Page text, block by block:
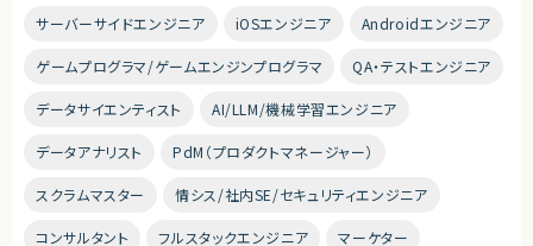
サーバーサイドエンジニア iOSエンジニア Androidエンジニア
ゲームプログラマ/ゲームエンジンプログラマ QA・テストエンジニア
データサイエンティスト AI/LLM/機械学習エンジニア
データアナリスト PdM（プロダクトマネージャー）
スクラムマスター 情シス/社内SE/セキュリティエンジニア
コンサルタント フルスタックエンジニア マーケター